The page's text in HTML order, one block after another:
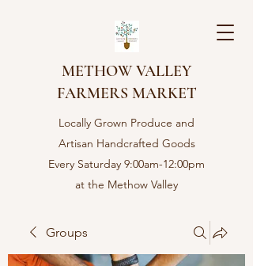
METHOW VALLEY
FARMERS MARKET
Locally Grown Produce and
Artisan Handcrafted Goods
Every Saturday 9:00am-12:00pm
at the Methow Valley
Groups